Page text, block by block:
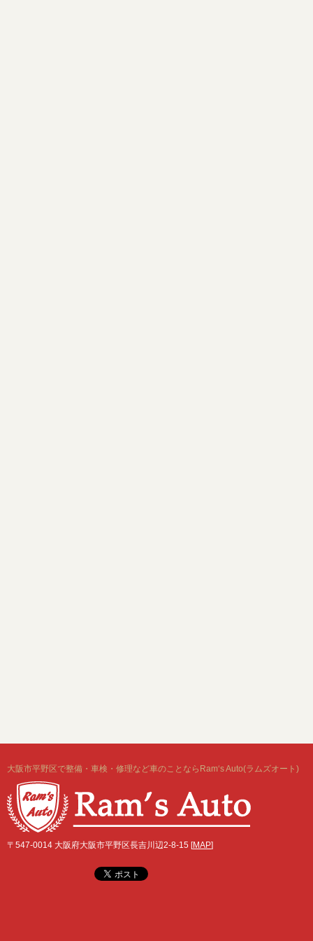
大阪市平野区で整備・車検・修理など車のことならRam‘s Auto(ラムズオート)
〒547-0014 大阪府大阪市平野区長吉川辺2-8-15 [MAP]